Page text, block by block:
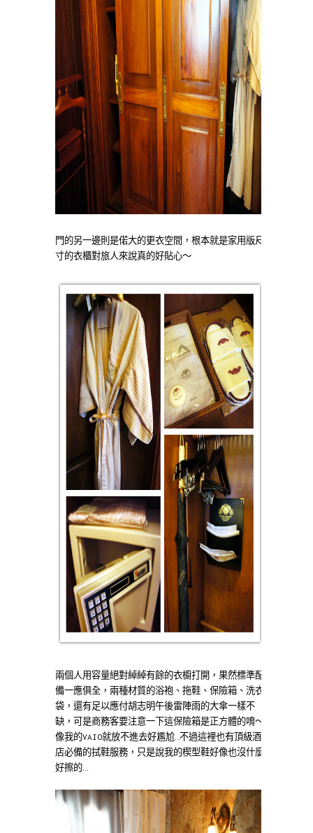
門的另一邊則是偌大的更衣空間，根本就是家用版尺
寸的衣櫃對旅人來說真的好貼心～
兩個人用容量絕對綽綽有餘的衣櫥打開，果然標準配
備一應俱全，兩種材質的浴袍、拖鞋、保險箱、洗衣
袋，還有足以應付胡志明午後雷陣雨的大傘一樣不
缺，可是商務客要注意一下這保險箱是正方體的唷～
像我的VAIO就放不進去好尷尬…不過這裡也有頂級酒
店必備的拭鞋服務，只是說我的楔型鞋好像也沒什麼
好擦的…